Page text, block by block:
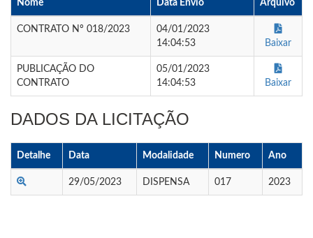
Nome Data Envio Arquivo
CONTRATO Nº 018/2023
04/01/2023
14:04:53
Baixar
PUBLICAÇÃO DO
CONTRATO
05/01/2023
14:04:53
Baixar
DADOS DA LICITAÇÃO
Detalhe Data Modalidade Numero Ano
29/05/2023 DISPENSA 017 2023